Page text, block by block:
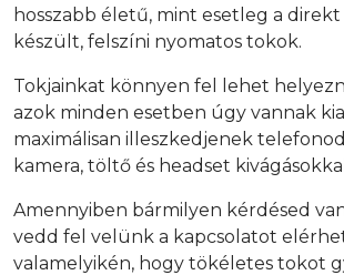
hosszabb életű, mint esetleg a direkt
készült, felszíni nyomatos tokok.
Tokjainkat könnyen fel lehet
azok minden esetben úgy vannak
maximálisan illeszkedjenek
kamera, töltő és headset
Amennyiben bármilyen kérdésed
vedd fel velünk a kapcsolatot
valamelyikén, hogy tökéletes tokot